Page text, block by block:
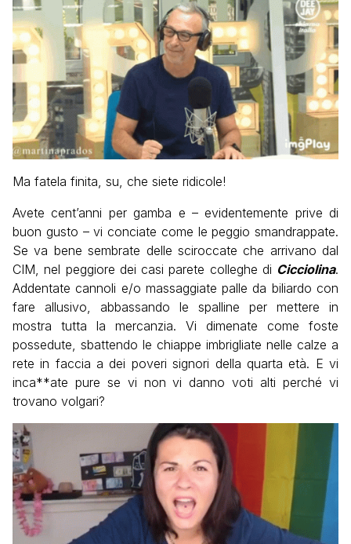
Ma fatela finita, su, che siete ridicole!
Avete cent’anni per gamba e – evidentemente prive di
buon gusto – vi conciate come le peggio smandrappate.
Se va bene sembrate delle sciroccate che arrivano dal
CIM, nel peggiore dei casi parete colleghe di Cicciolina.
Addentate cannoli e/o massaggiate palle da biliardo con
fare allusivo, abbassando le spalline per mettere in
mostra tutta la mercanzia. Vi dimenate come foste
possedute, sbattendo le chiappe imbrigliate nelle calze a
rete in faccia a dei poveri signori della quarta età. E vi
inca**ate pure se vi non vi danno voti alti perché vi
trovano volgari?